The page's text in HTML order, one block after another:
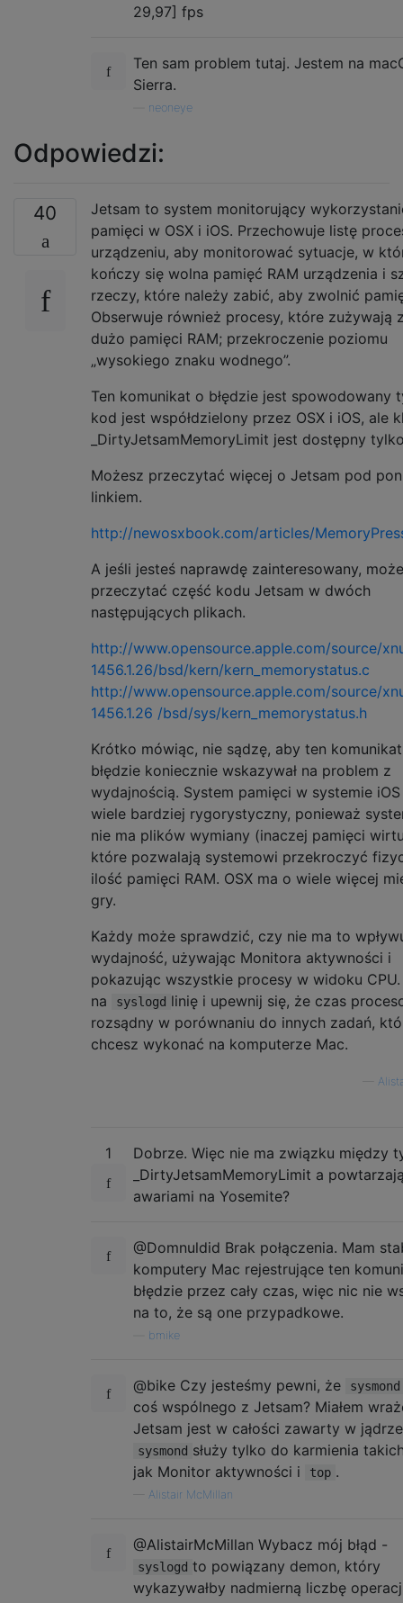
29,97] fps
Ten sam problem tutaj. Jestem na
Sierra.
neoneye
Odpowiedzi:
40
Jetsam to system monitorujący
pamięci w OSX i iOS. Przechowuje listę
urządzeniu, aby monitorować sytuacje, w
kończy się wolna pamięć RAM urządzenia i
rzeczy, które należy zabić, aby zwolnić
Obserwuje również procesy, które zużywają
dużo pamięci RAM; przekroczenie poziomu
„wysokiego znaku wodnego”.
Ten komunikat o błędzie jest spowodowany
kod jest współdzielony przez OSX i iOS, ale
_DirtyJetsamMemoryLimit jest dostępny
Możesz przeczytać więcej o Jetsam pod
linkiem.
http://newosxbook.com/articles/
A jeśli jesteś naprawdę zainteresowany,
przeczytać część kodu Jetsam w dwóch
następujących plikach.
http://www.opensource.apple.com/source/
1456.1.26/bsd/kern/kern_memorystatus.c
http://www.opensource.apple.com/source/
1456.1.26 /bsd/sys/kern_memorystatus.h
Krótko mówiąc, nie sądzę, aby ten
błędzie koniecznie wskazywał na problem z
wydajnością. System pamięci w systemie
wiele bardziej rygorystyczny, ponieważ
nie ma plików wymiany (inaczej pamięci
które pozwalają systemowi przekroczyć
ilość pamięci RAM. OSX ma o wiele więcej
gry.
Każdy może sprawdzić, czy nie ma to
wydajność, używając Monitora aktywności i
pokazując wszystkie procesy w widoku
na
syslogd linię i upewnij się, że czas
rozsądny w porównaniu do innych zadań,
chcesz wykonać na komputerze Mac.
1
Dobrze. Więc nie ma związku między
_DirtyJetsamMemoryLimit a
awariami na Yosemite?
@Domnuldid Brak połączenia. Mam
komputery Mac rejestrujące ten
błędzie przez cały czas, więc nic nie
na to, że są one przypadkowe.
bmike
@bike Czy jesteśmy pewni, że sysmond
coś wspólnego z Jetsam? Miałem
Jetsam jest w całości zawarty w
sysmond służy tylko do karmienia
jak Monitor aktywności i
top .
Alistair McMillan
@AlistairMcMillan Wybacz mój błąd -
syslogd to powiązany demon, który
wykazywałby nadmierną liczbę